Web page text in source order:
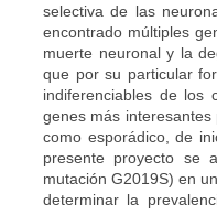
selectiva de las
encontrado múltiples
muerte neuronal y la
que por su particular
indiferenciables de los
genes más
como esporádico, de
presente proyecto se
mutación G2019S) en
determinar la